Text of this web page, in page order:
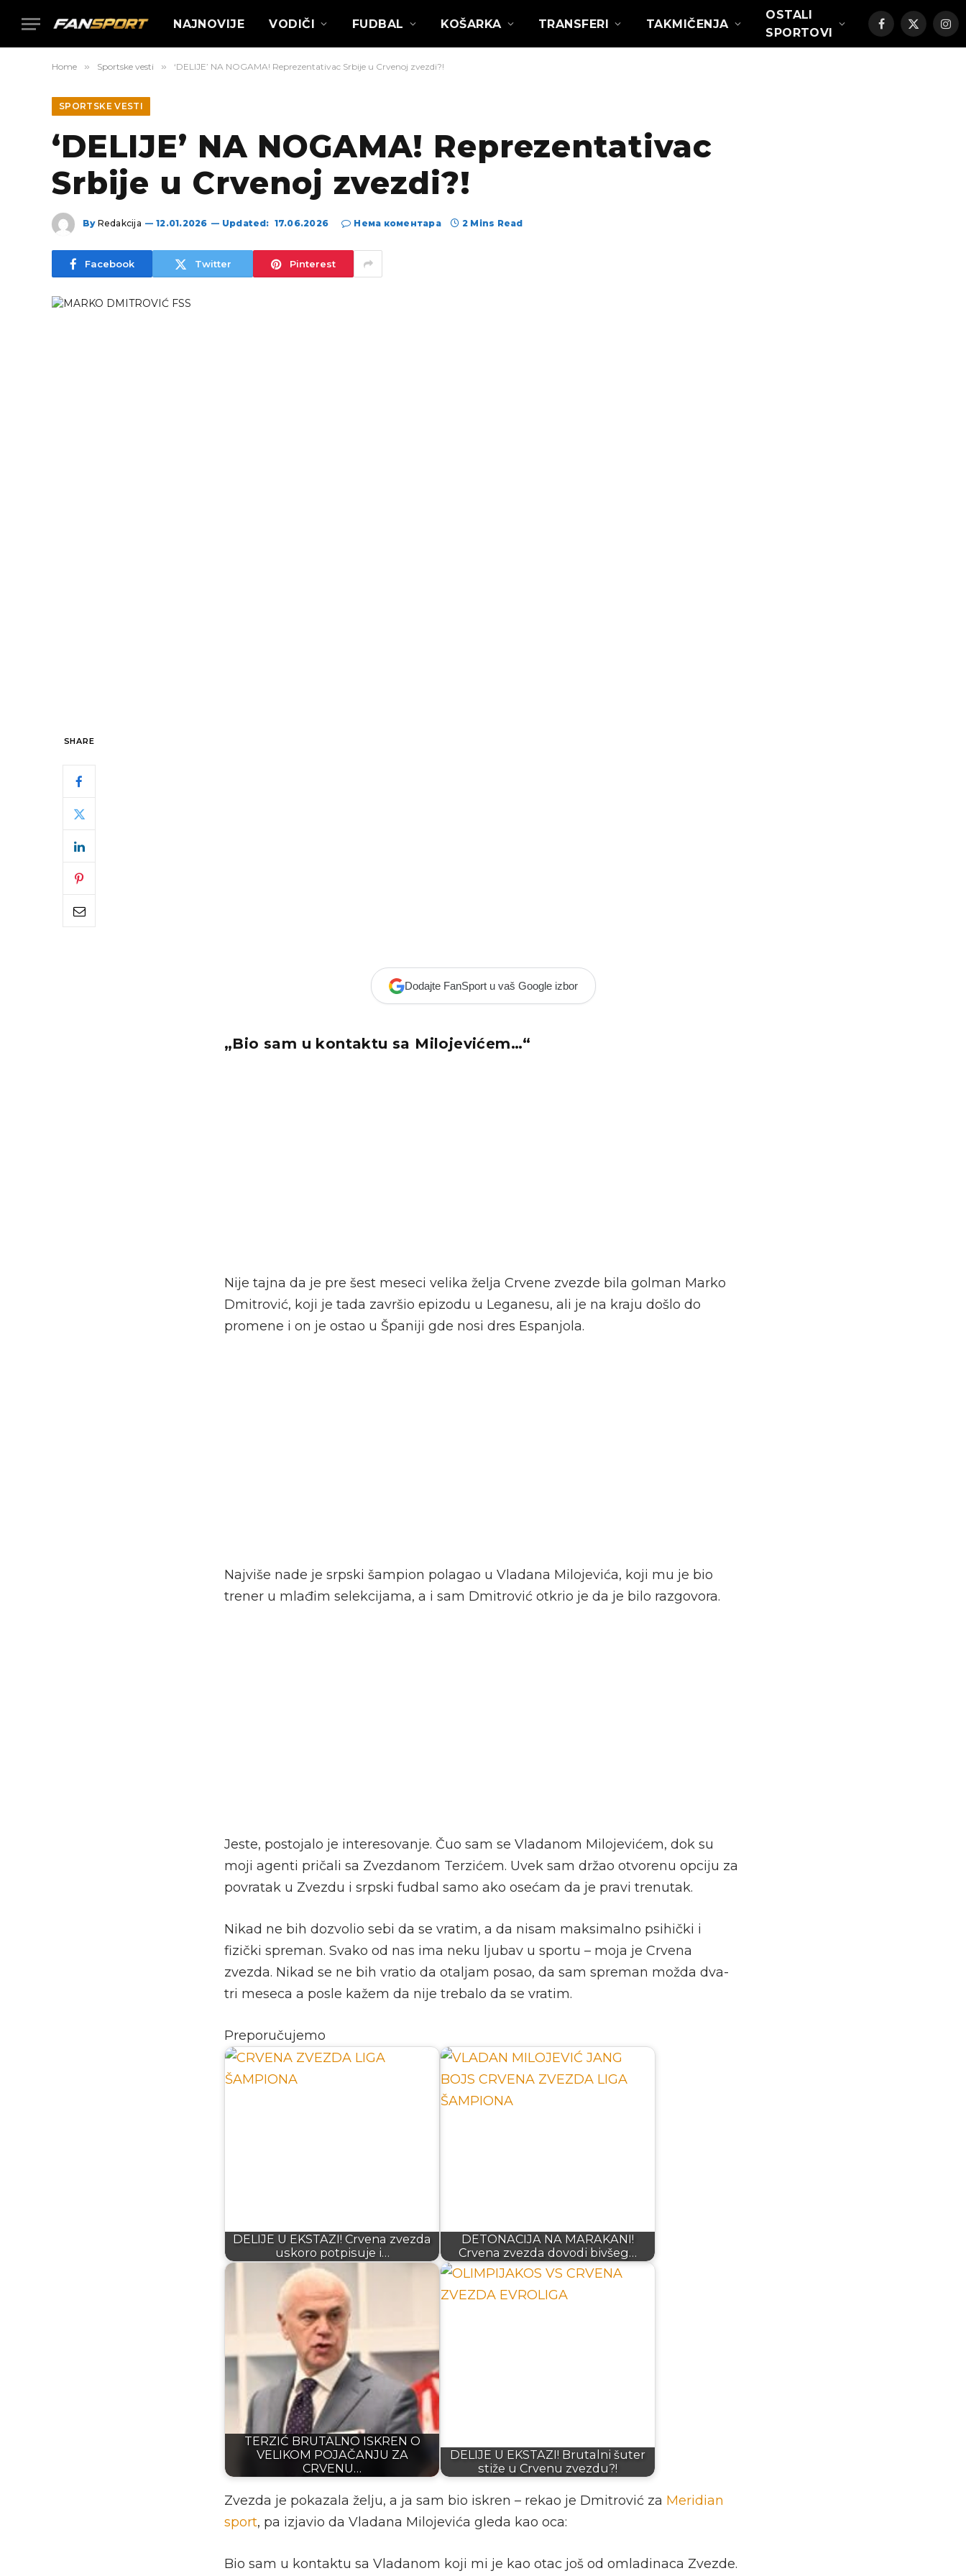
NAJNOVIJE VODIČI FUDBAL KOŠARKA TRANSFERI TAKMIČENJA
OSTALI
SPORTOVI
Facebook
X
(Twitter)
Home » Sportske vesti » ‘DELIJE’ NA NOGAMA! Reprezentativac Srbije u Crvenoj zvezdi?!
SPORTSKE VESTI
‘DELIJE’ NA NOGAMA! Reprezentativac
Srbije u Crvenoj zvezdi?!
By Redakcija 12.01.2026 Updated: 17.06.2026 Нема коментара 2 Mins Read
Facebook Twitter Pinterest
SHARE
Dodajte FanSport u vaš Google izbor
„Bio sam u kontaktu sa Milojevićem…“
Nije tajna da je pre šest meseci velika želja Crvene zvezde bila golman Marko
Dmitrović, koji je tada završio epizodu u Leganesu, ali je na kraju došlo do
promene i on je ostao u Španiji gde nosi dres Espanjola.
Najviše nade je srpski šampion polagao u Vladana Milojevića, koji mu je bio
trener u mlađim selekcijama, a i sam Dmitrović otkrio je da je bilo razgovora.
Jeste, postojalo je interesovanje. Čuo sam se Vladanom Milojevićem, dok su
moji agenti pričali sa Zvezdanom Terzićem. Uvek sam držao otvorenu opciju za
povratak u Zvezdu i srpski fudbal samo ako osećam da je pravi trenutak.
Nikad ne bih dozvolio sebi da se vratim, a da nisam maksimalno psihički i
fizički spreman. Svako od nas ima neku ljubav u sportu – moja je Crvena
zvezda. Nikad se ne bih vratio da otaljam posao, da sam spreman možda dva-
tri meseca a posle kažem da nije trebalo da se vratim.
Preporučujemo
DELIJE U EKSTAZI! Crvena zvezda
uskoro potpisuje i…
DETONACIJA NA MARAKANI!
Crvena zvezda dovodi bivšeg…
TERZIĆ BRUTALNO ISKREN O
VELIKOM POJAČANJU ZA
CRVENU…
DELIJE U EKSTAZI! Brutalni šuter
stiže u Crvenu zvezdu?!
Zvezda je pokazala želju, a ja sam bio iskren – rekao je Dmitrović za Meridian
sport, pa izjavio da Vladana Milojevića gleda kao oca:
Bio sam u kontaktu sa Vladanom koji mi je kao otac još od omladinaca Zvezde.